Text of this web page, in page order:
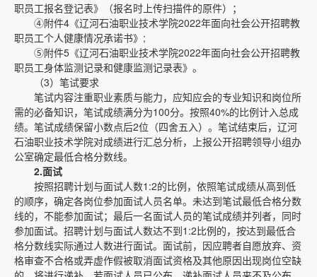
职员工报名登记表》（报名时上传扫描件的原件）；
④附件4《辽河石油职业技术学院2022年面向社会公开招聘教
职员工个人健康情况承诺书》;
⑤附件5《辽河石油职业技术学院2022年面向社会公开招聘教
职员工身体监测记录和健康监测记录表》。
（3）笔试要求
笔试内容注重职业素质与能力，应知应会的专业知识和岗位所
需的必备知识，笔试成绩满分为100分。按照40%的比例计入总成
绩。笔试成绩保留小数点后2位（四舍五入）。笔试结束后，辽河
石油职业技术学院对成绩进行汇总分析，上报公开招聘领导小组办
公室确定最低合格分数线。
2.面试
按照招聘计划与面试人数1:2的比例，依照笔试成绩从高到低
的顺序，确定各岗位参加面试人员名单。未达到笔试最低合格分数
线的，不能参加面试；最后一名面试人员的笔试成绩并列者，同时
参加面试。招聘计划与面试人数达不到1:2比例的，按达到最低合
格分数线实际通过人数进行面试。面试前，因应聘者自愿放弃、资
格审查不合格或弄虚作假被取消面试资格及其他原因出现岗位空缺